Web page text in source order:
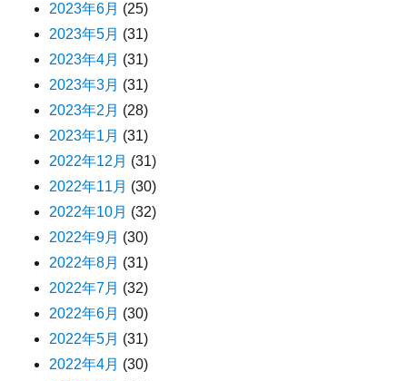
2023年6月 (25)
2023年5月 (31)
2023年4月 (31)
2023年3月 (31)
2023年2月 (28)
2023年1月 (31)
2022年12月 (31)
2022年11月 (30)
2022年10月 (32)
2022年9月 (30)
2022年8月 (31)
2022年7月 (32)
2022年6月 (30)
2022年5月 (31)
2022年4月 (30)